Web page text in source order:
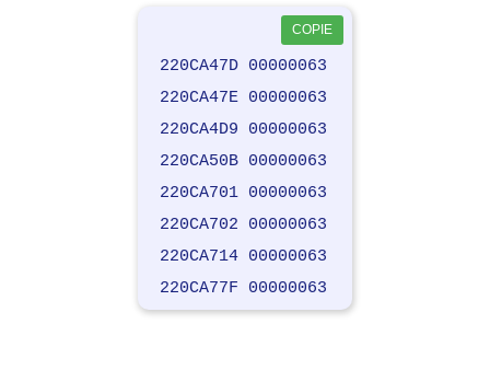
COPIE
220CA47D 00000063
220CA47E 00000063
220CA4D9 00000063
220CA50B 00000063
220CA701 00000063
220CA702 00000063
220CA714 00000063
220CA77F 00000063